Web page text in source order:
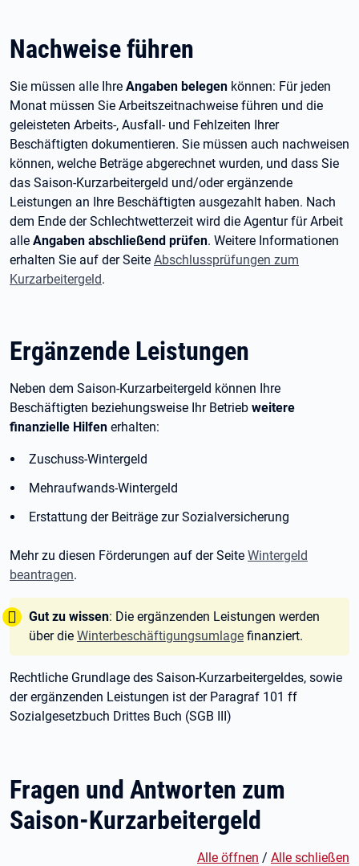
Nachweise führen
Sie müssen alle Ihre Angaben belegen können: Für jeden
Monat müssen Sie Arbeitszeitnachweise führen und die
geleisteten Arbeits-, Ausfall- und Fehlzeiten Ihrer
Beschäftigten dokumentieren. Sie müssen auch nachweisen
können, welche Beträge abgerechnet wurden, und dass Sie
das Saison-Kurzarbeitergeld und/oder ergänzende
Leistungen an Ihre Beschäftigten ausgezahlt haben. Nach
dem Ende der Schlechtwetterzeit wird die Agentur für Arbeit
alle Angaben abschließend prüfen. Weitere Informationen
erhalten Sie auf der Seite Abschlussprüfungen zum
Kurzarbeitergeld.
Ergänzende Leistungen
Neben dem Saison-Kurzarbeitergeld können Ihre
Beschäftigten beziehungsweise Ihr Betrieb weitere
finanzielle Hilfen erhalten:
Zuschuss-Wintergeld
Mehraufwands-Wintergeld
Erstattung der Beiträge zur Sozialversicherung
Mehr zu diesen Förderungen auf der Seite Wintergeld
beantragen.
Tipp:
Gut zu wissen: Die ergänzenden Leistungen werden
über die Winterbeschäftigungsumlage finanziert.
Rechtliche Grundlage des Saison-Kurzarbeitergeldes, sowie
der ergänzenden Leistungen ist der Paragraf 101 ff
Sozialgesetzbuch Drittes Buch (SGB III)
Fragen und Antworten zum
Saison-Kurzarbeitergeld
Alle öffnen / Alle schließen